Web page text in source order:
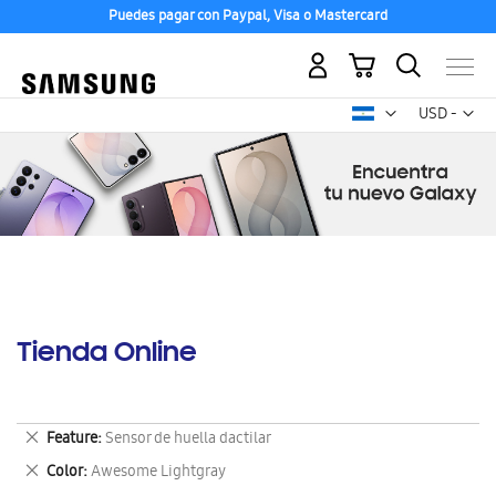
Puedes pagar con Paypal, Visa o Mastercard
USD -
dólar
Mi carrito
Tienda Online
Feature Sensor de huella dactilar
Eliminar
este
artículo
Color Awesome Lightgray
Eliminar